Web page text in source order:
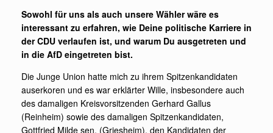
Sowohl für uns als auch unsere Wähler wäre es
interessant zu erfahren, wie Deine politische Karriere in
der CDU verlaufen ist, und warum Du ausgetreten und
in die AfD eingetreten bist.
Die Junge Union hatte mich zu ihrem Spitzenkandidaten
auserkoren und es war erklärter Wille, insbesondere auch
des damaligen Kreisvorsitzenden Gerhard Gallus
(Reinheim) sowie des damaligen Spitzenkandidaten,
Gottfried Milde sen. (Griesheim), den Kandidaten der